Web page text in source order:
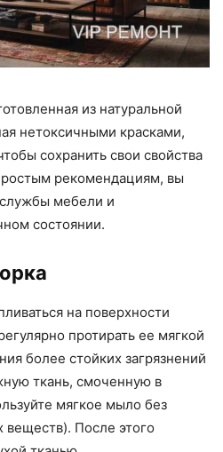
из натуральной
нетоксичными красками,
сохранить свои свойства
рекомендациям, вы
мебели и
состоянии.
на поверхности
протирать ее мягкой
более стойких загрязнений
ткань, смоченную в
мягкое мыло без
веществ). После этого